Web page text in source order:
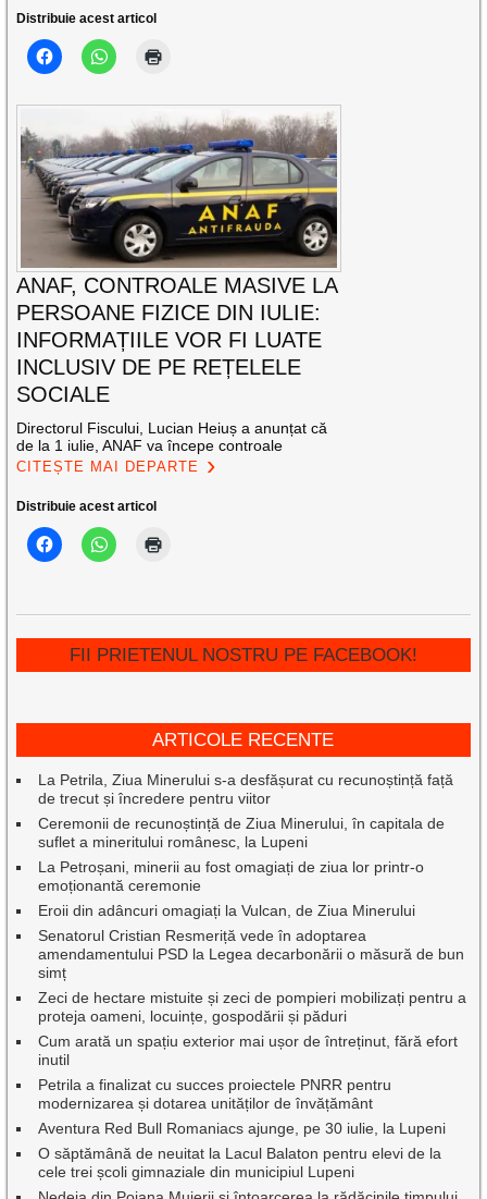
Distribuie acest articol
ANAF, CONTROALE MASIVE LA
PERSOANE FIZICE DIN IULIE:
INFORMAȚIILE VOR FI LUATE
INCLUSIV DE PE REȚELELE
SOCIALE
Directorul Fiscului, Lucian Heiuș a anunțat că
de la 1 iulie, ANAF va începe controale
CITEȘTE MAI DEPARTE
Distribuie acest articol
FII PRIETENUL NOSTRU PE FACEBOOK!
ARTICOLE RECENTE
La Petrila, Ziua Minerului s-a desfășurat cu recunoștință față
de trecut și încredere pentru viitor
Ceremonii de recunoștință de Ziua Minerului, în capitala de
suflet a mineritului românesc, la Lupeni
La Petroșani, minerii au fost omagiați de ziua lor printr-o
emoționantă ceremonie
Eroii din adâncuri omagiați la Vulcan, de Ziua Minerului
Senatorul Cristian Resmeriță vede în adoptarea
amendamentului PSD la Legea decarbonării o măsură de bun
simț
Zeci de hectare mistuite și zeci de pompieri mobilizați pentru a
proteja oameni, locuințe, gospodării și păduri
Cum arată un spațiu exterior mai ușor de întreținut, fără efort
inutil
Petrila a finalizat cu succes proiectele PNRR pentru
modernizarea și dotarea unităților de învățământ
Aventura Red Bull Romaniacs ajunge, pe 30 iulie, la Lupeni
O săptămână de neuitat la Lacul Balaton pentru elevi de la
cele trei școli gimnaziale din municipiul Lupeni